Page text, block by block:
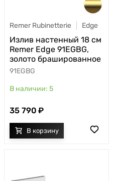
Remer Rubinetterie Edge
Излив настенный 18 см
Remer Edge 91EGBG,
золото брашированное
91EGBG
5
35 790